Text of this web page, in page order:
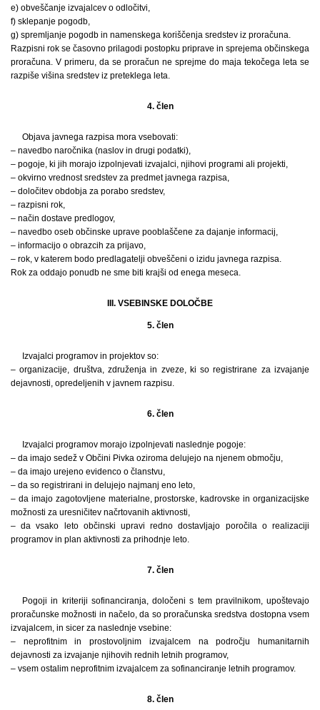
e) obveščanje izvajalcev o odločitvi,
f) sklepanje pogodb,
g) spremljanje pogodb in namenskega koriščenja sredstev iz proračuna.
Razpisni rok se časovno prilagodi postopku priprave in sprejema občinskega
proračuna. V primeru, da se proračun ne sprejme do maja tekočega leta se
razpiše višina sredstev iz preteklega leta.
4. člen
Objava javnega razpisa mora vsebovati:
– navedbo naročnika (naslov in drugi podatki),
– pogoje, ki jih morajo izpolnjevati izvajalci, njihovi programi ali projekti,
– okvirno vrednost sredstev za predmet javnega razpisa,
– določitev obdobja za porabo sredstev,
– razpisni rok,
– način dostave predlogov,
– navedbo oseb občinske uprave pooblaščene za dajanje informacij,
– informacijo o obrazcih za prijavo,
– rok, v katerem bodo predlagatelji obveščeni o izidu javnega razpisa.
Rok za oddajo ponudb ne sme biti krajši od enega meseca.
III. VSEBINSKE DOLOČBE
5. člen
Izvajalci programov in projektov so:
– organizacije, društva, združenja in zveze, ki so registrirane za izvajanje
dejavnosti, opredeljenih v javnem razpisu.
6. člen
Izvajalci programov morajo izpolnjevati naslednje pogoje:
– da imajo sedež v Občini Pivka oziroma delujejo na njenem območju,
– da imajo urejeno evidenco o članstvu,
– da so registrirani in delujejo najmanj eno leto,
– da imajo zagotovljene materialne, prostorske, kadrovske in organizacijske
možnosti za uresničitev načrtovanih aktivnosti,
– da vsako leto občinski upravi redno dostavljajo poročila o realizaciji
programov in plan aktivnosti za prihodnje leto.
7. člen
Pogoji in kriteriji sofinanciranja, določeni s tem pravilnikom, upoštevajo
proračunske možnosti in načelo, da so proračunska sredstva dostopna vsem
izvajalcem, in sicer za naslednje vsebine:
– neprofitnim in prostovoljnim izvajalcem na področju humanitarnih
dejavnosti za izvajanje njihovih rednih letnih programov,
– vsem ostalim neprofitnim izvajalcem za sofinanciranje letnih programov.
8. člen